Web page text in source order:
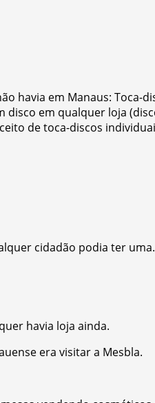
havia em Manaus: Toca-
disco em qualquer loja
de toca-discos
cidadão podia ter uma.
havia loja ainda.
era visitar a Mesbla.